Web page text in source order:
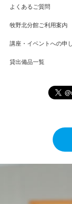
よくあるご質問
牧野北分館ご利用案内
講座・イベントへの申
貸出備品一覧